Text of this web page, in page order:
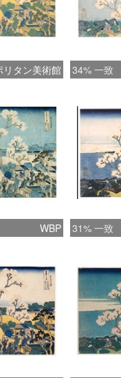
リタン美術館 34% 一致
WBP 31% 一致